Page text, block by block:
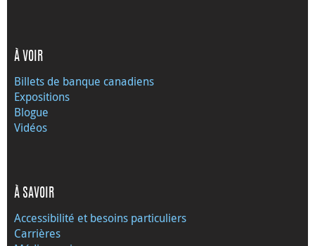
À VOIR
Billets de banque canadiens
Expositions
Blogue
Vidéos
À SAVOIR
Accessibilité et besoins particuliers
Carrières